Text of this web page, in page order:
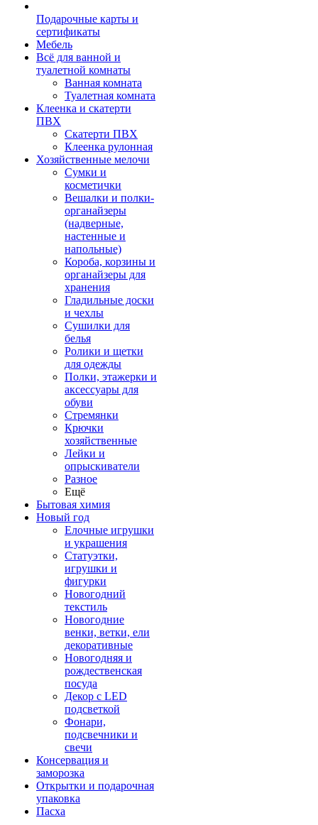
Подарочные карты и
сертификаты
Мебель
Всё для ванной и
туалетной комнаты
Ванная комната
Туалетная комната
Клеенка и скатерти
ПВХ
Скатерти ПВХ
Клеенка рулонная
Хозяйственные мелочи
Сумки и
косметички
Вешалки и полки-
органайзеры
(надверные,
настенные и
напольные)
Короба, корзины и
органайзеры для
хранения
Гладильные доски
и чехлы
Сушилки для
белья
Ролики и щетки
для одежды
Полки, этажерки и
аксессуары для
обуви
Стремянки
Крючки
хозяйственные
Лейки и
опрыскиватели
Разное
Ещё
Бытовая химия
Новый год
Елочные игрушки
и украшения
Статуэтки,
игрушки и
фигурки
Новогодний
текстиль
Новогодние
венки, ветки, ели
декоративные
Новогодняя и
рождественская
посуда
Декор с LED
подсветкой
Фонари,
подсвечники и
свечи
Консервация и
заморозка
Открытки и подарочная
упаковка
Пасха